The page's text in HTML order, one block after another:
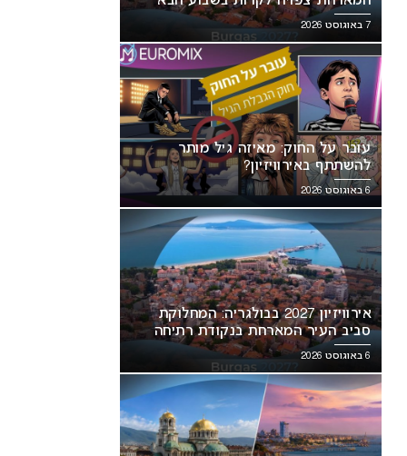
7 באוגוסט 2026
עובר על החוק: מאיזה גיל מותר
להשתתף באירוויזיון?
6 באוגוסט 2026
אירוויזיון 2027 בבולגריה: המחלוקת
סביב העיר המארחת בנקודת רתיחה
6 באוגוסט 2026